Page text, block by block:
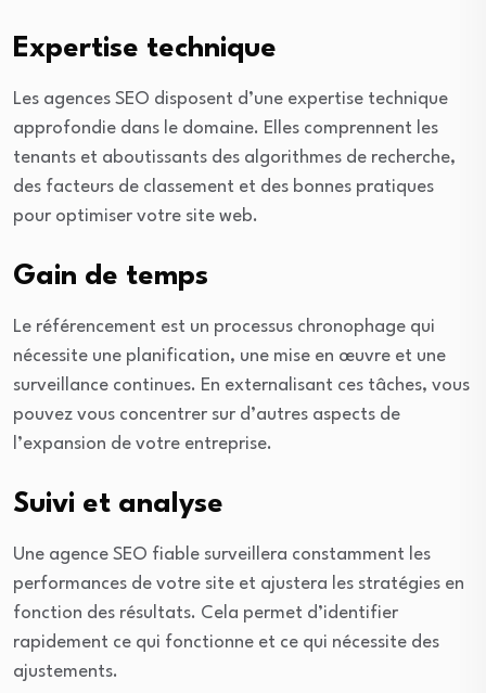
Expertise technique
Les agences SEO disposent d’une expertise technique
approfondie dans le domaine. Elles comprennent les
tenants et aboutissants des algorithmes de recherche,
des facteurs de classement et des bonnes pratiques
pour optimiser votre site web.
Gain de temps
Le référencement est un processus chronophage qui
nécessite une planification, une mise en œuvre et une
surveillance continues. En externalisant ces tâches, vous
pouvez vous concentrer sur d’autres aspects de
l’expansion de votre entreprise.
Suivi et analyse
Une agence SEO fiable surveillera constamment les
performances de votre site et ajustera les stratégies en
fonction des résultats. Cela permet d’identifier
rapidement ce qui fonctionne et ce qui nécessite des
ajustements.